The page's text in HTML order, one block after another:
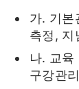
가. 기본
측정, 지
나. 교육
구강관